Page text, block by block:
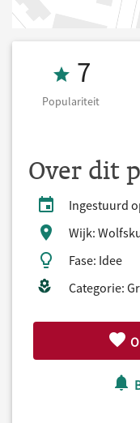
7
Populariteit
Over dit
Ingestuurd
Wijk:
Fase: Idee
Categorie: